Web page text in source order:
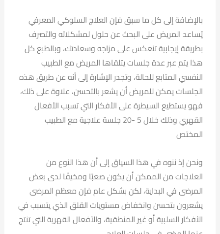
بالإضافة إلى كل ما سبق فإن العلاج السلوكي المعرفي
يُساعد المريض على البحث عن حلول لمشكلاته والتصرف
بطريقة إيجابية تنعكس على مزاجه وسعادتك، وبالطبع كل
هذا يتم عبر عدة جلسات يتلقاها المريض مع الطبيب
النفسي المتابع للحالة، وتجدر الإشارة إلى أنه عن طريق هذه
الجلسات يمكن للمريض أن يشعر بالتحسن، علاوة على ذلك،
فهو يستطيع السيطرة على الأفكار التي تسبب الأفعال
القهري وذلك خلال 5 -20 جلسة علاجية مع الطبيب
المختص
ونحن إذ ننوه في هذا السياق إلى أن هذا النوع من
العلاجات من الممكن أن يكون صعبًا ومخيفًا لدى بعض
المرضى في البداية، لكن بشكل عام فإن معظم المرضى
يشعرون بتحسن وانخفاض مستويات القلق الذي يتسبب في
الأفكار السلبية أو غير المنطقية، والأفعال القهرية التي تنتج